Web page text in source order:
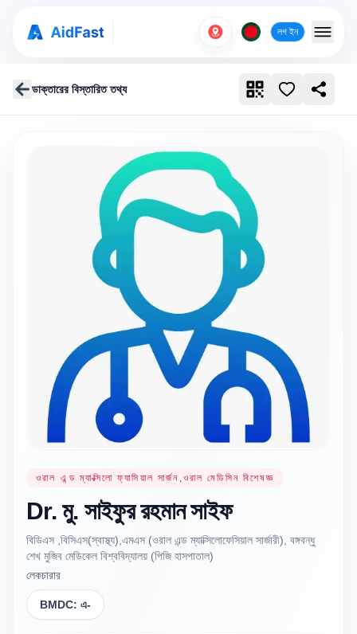
লগ ইন
ডাক্তারের বিস্তারিত তথ্য
ওরাল এন্ড ম্যাক্সিলো ফ্যাসিয়াল সার্জন,ওরাল মেডিসিন বিশেষজ্ঞ
Dr. মু. সাইফুর রহমান সাইফ
বিডিএস ,বিসিএস(স্বাস্থ্য),এমএস (ওরাল এন্ড ম্যাক্সিলোফেসিয়াল সার্জারী), বঙ্গবন্ধু
শেখ মুজিব মেডিকেল বিশ্ববিদ্যালয় (পিজি হাসপাতাল)
লেকচারার
BMDC: এ-